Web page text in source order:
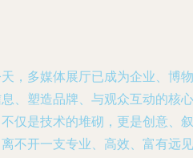
，多媒体展厅已成为企业、博物
、塑造品牌、与观众互动的核心
仅是技术的堆砌，更是创意、叙
不开一支专业、高效、富有远见